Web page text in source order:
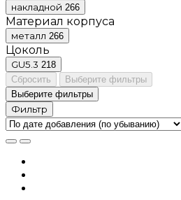
накладной 266
Материал корпуса
металл 266
Цоколь
GU5.3 218
Сбросить
Выберите фильтры
Выберите фильтры
Фильтр